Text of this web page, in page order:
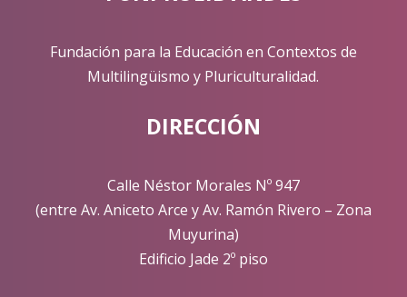
Fundación para la Educación en Contextos de
Multilingüismo y Pluriculturalidad.
DIRECCIÓN
Calle Néstor Morales Nº 947
(entre Av. Aniceto Arce y Av. Ramón Rivero – Zona
Muyurina)
Edificio Jade 2º piso